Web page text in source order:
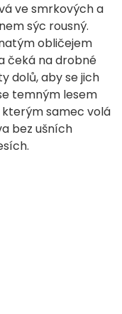
ve smrkových a
sýc rousný.
obličejem
čeká na drobné
dolů, aby se jich
temným lesem
samec volá
bez ušních